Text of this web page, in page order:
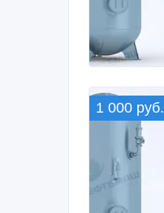
1 000 руб.